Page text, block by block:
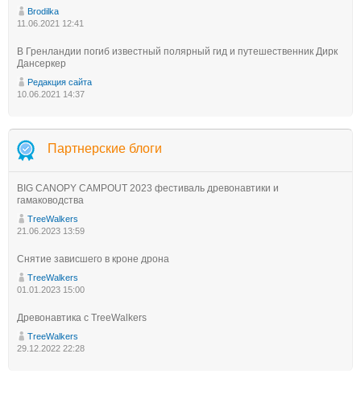
Brodilka
11.06.2021 12:41
В Гренландии погиб известный полярный гид и путешественник Дирк
Дансеркер
Редакция сайта
10.06.2021 14:37
Партнерские блоги
BIG CANOPY CAMPOUT 2023 фестиваль древонавтики и
гамаководства
TreeWalkers
21.06.2023 13:59
Снятие зависшего в кроне дрона
TreeWalkers
01.01.2023 15:00
Древонавтика с TreeWalkers
TreeWalkers
29.12.2022 22:28